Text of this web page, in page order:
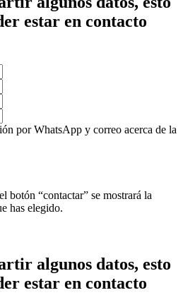
estar en contacto
por WhatsApp y correo acerca de la
botón “contactar” se mostrará la
has elegido.
algunos datos, esto
estar en contacto